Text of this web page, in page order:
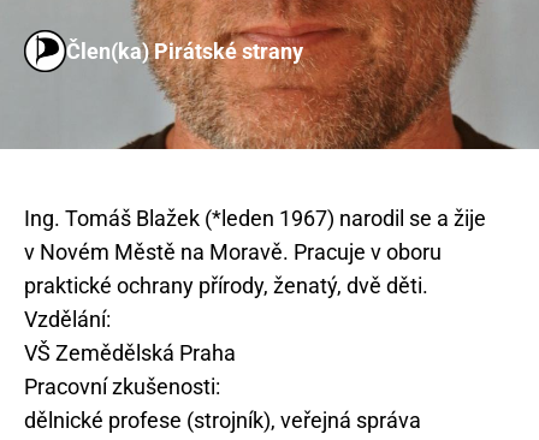
Člen(ka) Pirátské strany
Ing. Tomáš Blažek (*leden 1967) narodil se a žije
v Novém Městě na Moravě. Pracuje v oboru
praktické ochrany přírody, ženatý, dvě děti.
Vzdělání:
VŠ Zemědělská Praha
Pracovní zkušenosti:
dělnické profese (strojník), veřejná správa